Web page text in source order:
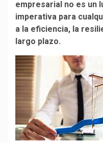
empresarial no es un
imperativa para
a la eficiencia, la
largo plazo.